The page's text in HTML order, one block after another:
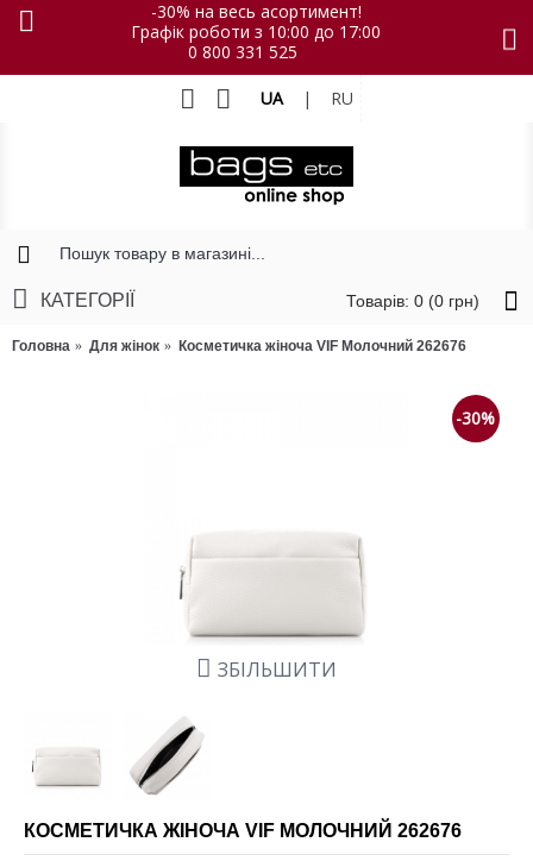
-30% на весь асортимент!
Графік роботи з 10:00 до 17:00
0 800 331 525
UA | RU
Товарів: 0 (0 грн)
КАТЕГОРІЇ
Головна Для жінок Косметичка жіноча VIF Молочний 262676
-30%
ЗБІЛЬШИТИ
КОСМЕТИЧКА ЖІНОЧА VIF МОЛОЧНИЙ 262676